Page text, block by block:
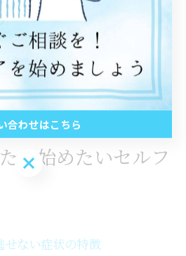
ら、セルフチェックを行い、自
することも大切です。症状が長
場合は、専門家に相談するこ
日の小さな工夫と見直しが、自
活の実現につながります。
ら始めたいセルフ
せない症状の特徴
合わせはこちら
合わせはこちら